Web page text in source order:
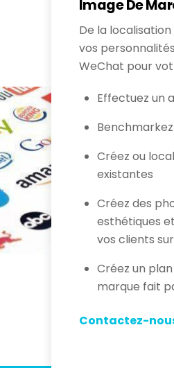
Image De
De la
vos
WeChat pour
Effectuez un
Créez ou
existantes
Créez des
esthétiques
vos clients
Créez un
marque fait
Contactez-